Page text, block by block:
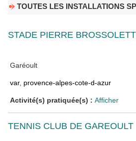
TOUTES LES INSTALLATIONS
STADE PIERRE
Garéoult
var, provence-alpes-cote-d-azur
Activité(s) pratiquée(s) : Afficher
TENNIS CLUB DE GAREOULT